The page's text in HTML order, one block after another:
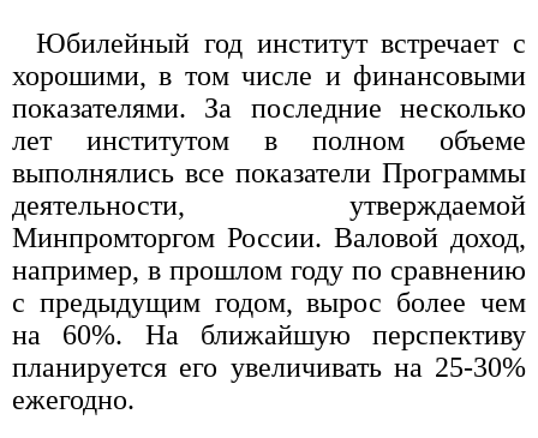
Юбилейный год институт встречает с
хорошими, в том числе и финансовыми
показателями. За последние несколько
лет институтом в полном объеме
выполнялись все показатели Программы
деятельности, утверждаемой
Минпромторгом России. Валовой доход,
например, в прошлом году по сравнению
с предыдущим годом, вырос более чем
на 60%. На ближайшую перспективу
планируется его увеличивать на 25-30%
ежегодно.